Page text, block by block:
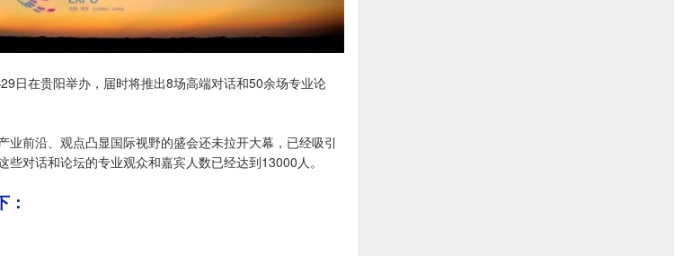
在贵阳举办，届时将推出8场高端对话和50余场专业论
业前沿、观点凸显国际视野的盛会还未拉开大幕，已经吸引
对话和论坛的专业观众和嘉宾人数已经达到13000人。